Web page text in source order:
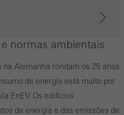
normas ambientais
Alemanha rondam os 25 anos
de energia está muito por
EnEV. Os edifícios
de energia e das emissões de
realizamos, por exemplo. Esses
número de visitas, o tempo médio
são chamadas.